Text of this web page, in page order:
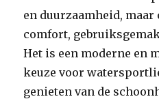
en duurzaamheid, maar
comfort,
Het is een moderne en
keuze voor
genieten van de